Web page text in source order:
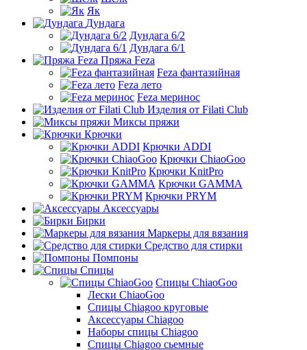
Як
Дундага
Дундага 6/2
Дундага 6/1
Пряжа Feza
Feza фантазийная
Feza лето
Feza меринос
Изделия от Filati Club
Миксы пряжи
Крючки
Крючки ADDI
Крючки ChiaoGoo
Крючки KnitPro
Крючки GAMMA
Крючки PRYM
Аксессуары
Бирки
Маркеры для вязания
Средство для стирки
Помпоны
Спицы
Спицы ChiaoGoo
Лески ChiaoGoo
Cпицы Сhiagoo круговые
Аксессуары Chiagoo
Наборы спицы Chiagoo
Спицы Chiagoo сьемные